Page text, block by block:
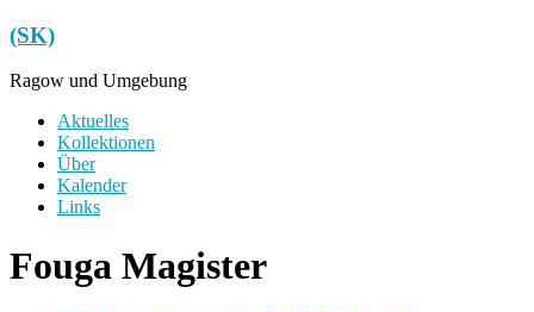
Zum
Inhalt
springen
(SK)
Ragow und Umgebung
Menü
Aktuelles
Kollektionen
Über
Kalender
Links
Fouga Magister